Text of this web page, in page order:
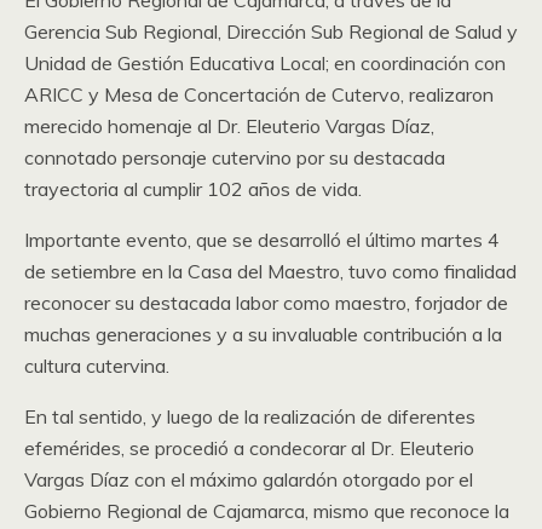
Gerencia Sub Regional, Dirección Sub Regional de Salud y
Unidad de Gestión Educativa Local; en coordinación con
ARICC y Mesa de Concertación de Cutervo, realizaron
merecido homenaje al Dr. Eleuterio Vargas Díaz,
connotado personaje cutervino por su destacada
trayectoria al cumplir 102 años de vida.
Importante evento, que se desarrolló el último martes 4
de setiembre en la Casa del Maestro, tuvo como finalidad
reconocer su destacada labor como maestro, forjador de
muchas generaciones y a su invaluable contribución a la
cultura cutervina.
En tal sentido, y luego de la realización de diferentes
efemérides, se procedió a condecorar al Dr. Eleuterio
Vargas Díaz con el máximo galardón otorgado por el
Gobierno Regional de Cajamarca, mismo que reconoce la